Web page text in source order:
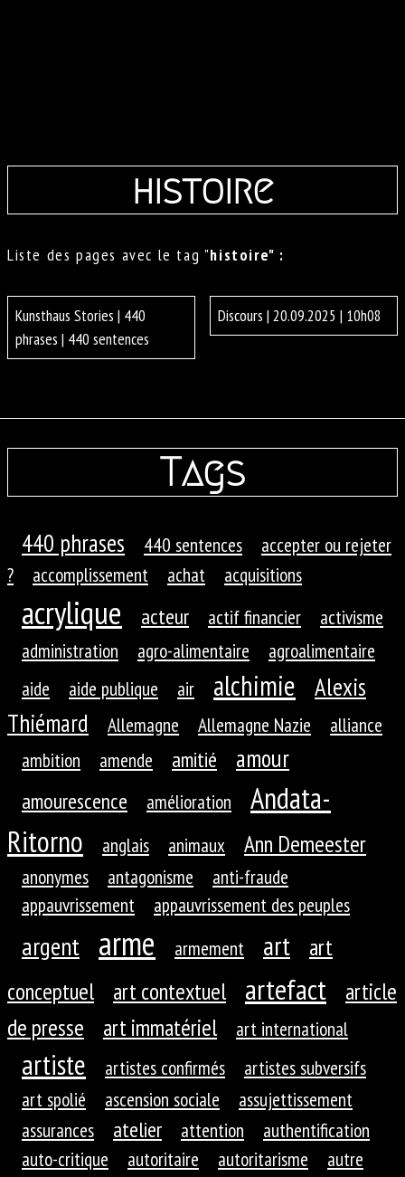
histoire
Liste des pages avec le tag "histoire" :
Kunsthaus Stories | 440
phrases | 440 sentences
Discours | 20.09.2025 | 10h08
Tags
440 phrases 440 sentences
accepter ou rejeter
?
accomplissement achat acquisitions
acrylique acteur actif financier
activisme
administration
agro-alimentaire
agroalimentaire
aide
aide publique air alchimie
Alexis
Thiémard
Allemagne Allemagne Nazie
alliance
ambition
amende amitié amour
amourescence amélioration
Andata-
Ritorno
anglais animaux Ann Demeester
anonymes antagonisme
anti-fraude
appauvrissement
appauvrissement des peuples
argent arme armement art
art
conceptuel
art contextuel artefact
article
de presse
art immatériel art international
artiste artistes confirmés
artistes subversifs
art spolié
ascension sociale
assujettissement
assurances
atelier attention
authentification
auto-critique
autoritaire autoritarisme
autre